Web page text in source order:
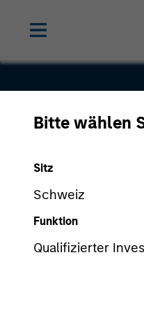
Bitte wählen
Sitz
Schweiz
Funktion
Qualifizierter